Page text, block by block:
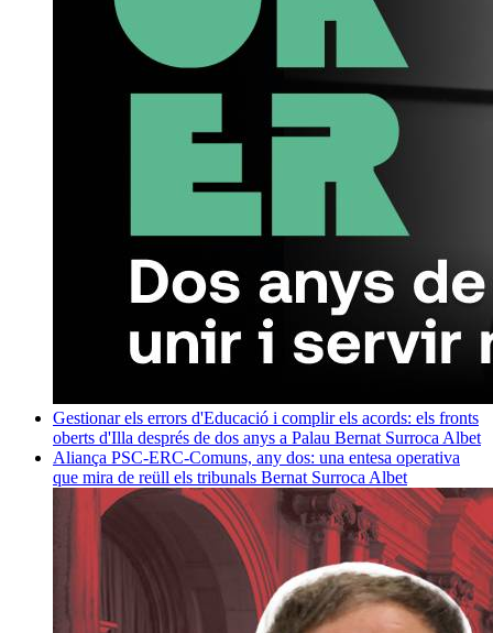
Gestionar els errors d'Educació i complir els acords: els fronts
oberts d'Illa després de dos anys a Palau Bernat Surroca Albet
Aliança PSC-ERC-Comuns, any dos: una entesa operativa
que mira de reüll els tribunals Bernat Surroca Albet